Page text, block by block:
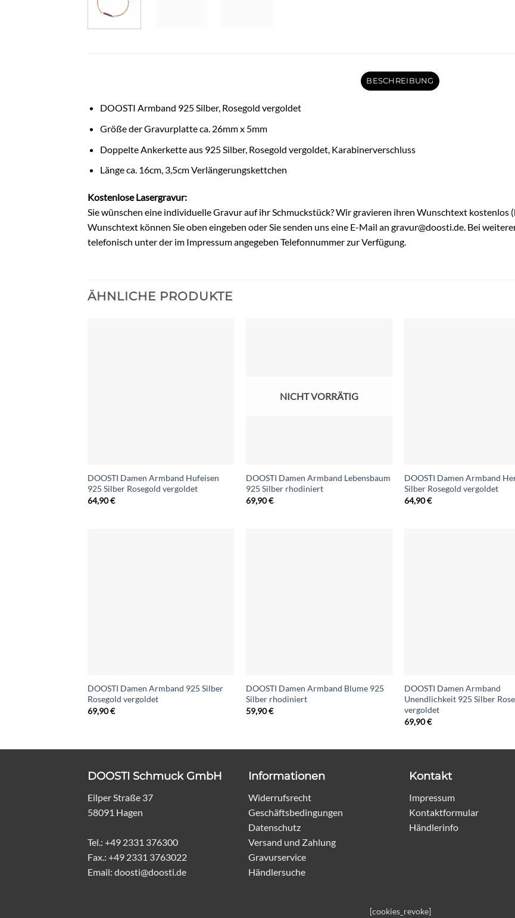
BESCHREIBUNG
DOOSTI Armband 925 Silber, Rosegold vergoldet
Größe der Gravurplatte ca. 26mm x 5mm
Doppelte Ankerkette aus 925 Silber, Rosegold vergoldet, Karabinerverschluss
Länge ca. 16cm, 3,5cm Verlängerungskettchen
Kostenlose Lasergravur:
Sie wünschen eine individuelle Gravur auf ihr Schmuckstück? Wir gravieren ihren Wunschtext kostenlos
Wunschtext können Sie oben eingeben oder Sie senden uns eine E-Mail an gravur@doosti.de. Bei
telefonisch unter der im Impressum angegeben Telefonnummer zur Verfügung.
ÄHNLICHE PRODUKTE
DOOSTI Damen Armband Hufeisen
925 Silber Rosegold vergoldet
64,90€
NICHT VORRÄTIG
DOOSTI Damen Armband Lebensbaum
925 Silber rhodiniert
69,90€
DOOSTI Damen Armband
Silber Rosegold vergoldet
64,90€
DOOSTI Damen Armband 925 Silber
Rosegold vergoldet
69,90€
DOOSTI Damen Armband Blume 925
Silber rhodiniert
59,90€
DOOSTI Damen Armband
Unendlichkeit 925 Silber
vergoldet
69,90€
DOOSTI Schmuck GmbH
Eilper Straße 37
58091 Hagen
Tel.: +49 2331 376300
Fax.: +49 2331 3763022
Email: doosti@doosti.de
Informationen
Widerrufsrecht
Geschäftsbedingungen
Datenschutz
Versand und Zahlung
Gravurservice
Händlersuche
Kontakt
Impressum
Kontaktformular
Händlerinfo
[cookies_revoke]